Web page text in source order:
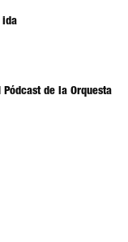
ida
de la Orquesta